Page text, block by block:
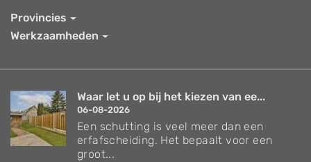
Provincies
Werkzaamheden
Waar let u op bij het kiezen van ee...
06-08-2026
Een schutting is veel meer dan een
erfafscheiding. Het bepaalt voor een
groot...